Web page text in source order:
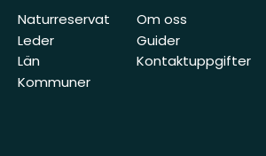
Naturreservat
Leder
Län
Kommuner
Om oss
Guider
Kontaktuppgifter